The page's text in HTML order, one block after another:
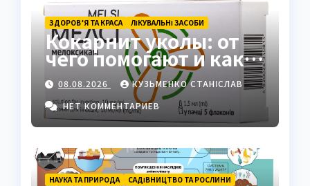
ЗДОРОВ’Я ТА КРАСА ЛІКУВАЛЬНІ ЗАСОБИ
Кокарнит уколы: от
чего помогают и как
работают
08.08.2026
КУЗЬМЕНКО СТАНІСЛАВ
НЕТ КОММЕНТАРИЕВ
НАУКА ТА ПРИРОДА САДІВНИЦТВО ТА РОСЛИНИ